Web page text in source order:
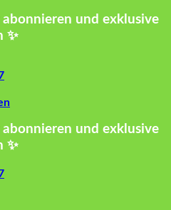
und exklusive
✨
und exklusive
✨